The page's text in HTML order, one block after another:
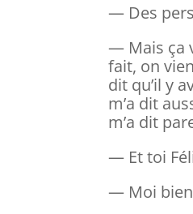
— Des
— Mais ça
fait, on
dit qu’il y
m’a dit
m’a dit
— Et toi
— Moi